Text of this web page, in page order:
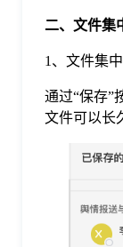
二、文件集
1、文件集
通过“保存”
文件可以长